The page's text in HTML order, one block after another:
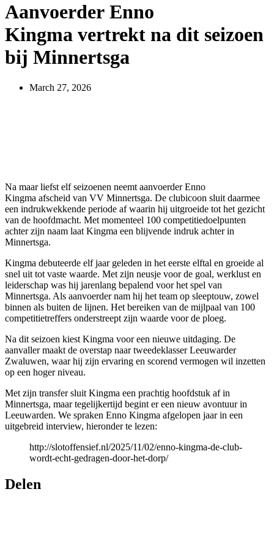
Aanvoerder Enno
Kingma vertrekt na dit seizoen
bij Minnertsga
March 27, 2026
Na maar liefst elf seizoenen neemt aanvoerder Enno
Kingma afscheid van VV Minnertsga. De clubicoon sluit daarmee
een indrukwekkende periode af waarin hij uitgroeide tot het gezicht
van de hoofdmacht. Met momenteel 100 competitiedoelpunten
achter zijn naam laat Kingma een blijvende indruk achter in
Minnertsga.
Kingma debuteerde elf jaar geleden in het eerste elftal en groeide al
snel uit tot vaste waarde. Met zijn neusje voor de goal, werklust en
leiderschap was hij jarenlang bepalend voor het spel van
Minnertsga. Als aanvoerder nam hij het team op sleeptouw, zowel
binnen als buiten de lijnen. Het bereiken van de mijlpaal van 100
competitietreffers onderstreept zijn waarde voor de ploeg.
Na dit seizoen kiest Kingma voor een nieuwe uitdaging. De
aanvaller maakt de overstap naar tweedeklasser Leeuwarder
Zwaluwen, waar hij zijn ervaring en scorend vermogen wil inzetten
op een hoger niveau.
Met zijn transfer sluit Kingma een prachtig hoofdstuk af in
Minnertsga, maar tegelijkertijd begint er een nieuw avontuur in
Leeuwarden. We spraken Enno Kingma afgelopen jaar in een
uitgebreid interview, hieronder te lezen:
http://slotoffensief.nl/2025/11/02/enno-kingma-de-club-
wordt-echt-gedragen-door-het-dorp/
Delen